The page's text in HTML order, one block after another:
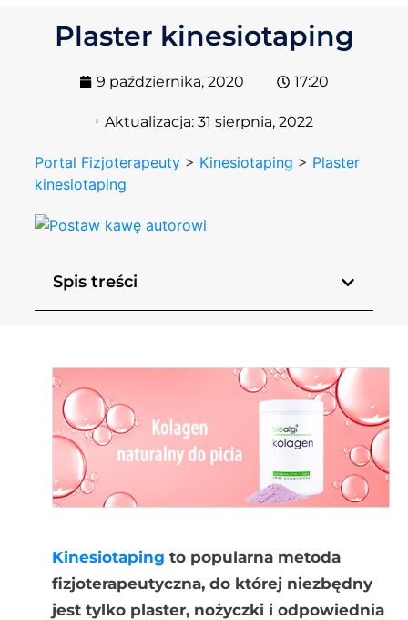
Plaster kinesiotaping
9 października, 2020 17:20
Aktualizacja: 31 sierpnia, 2022
Portal Fizjoterapeuty > Kinesiotaping > Plaster
kinesiotaping
Spis treści
Kinesiotaping to popularna metoda
fizjoterapeutyczna, do której niezbędny
jest tylko plaster, nożyczki i odpowiednia